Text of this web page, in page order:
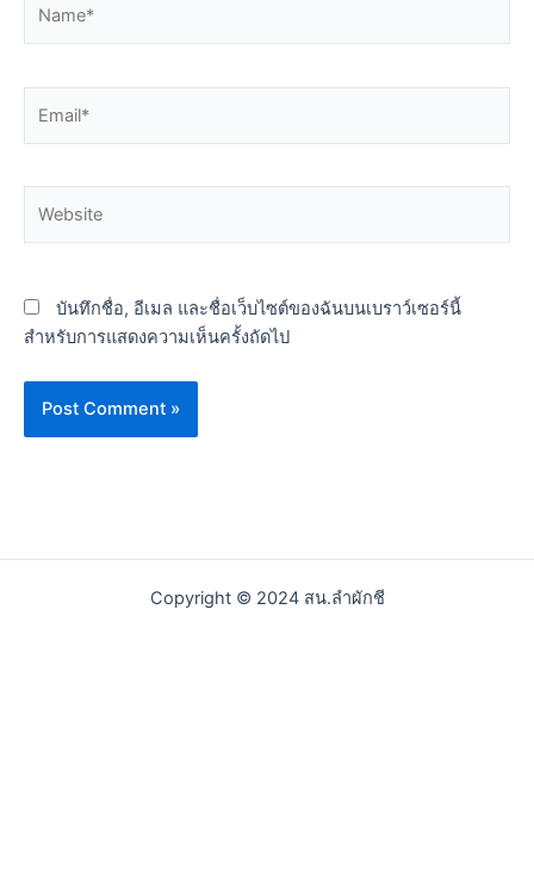
บันทึกชื่อ, อีเมล และชื่อเว็บไซต์ของฉันบนเบราว์เซอร์นี้
สำหรับการแสดงความเห็นครั้งถัดไป
Copyright © 2024 สน.ลำผักชี